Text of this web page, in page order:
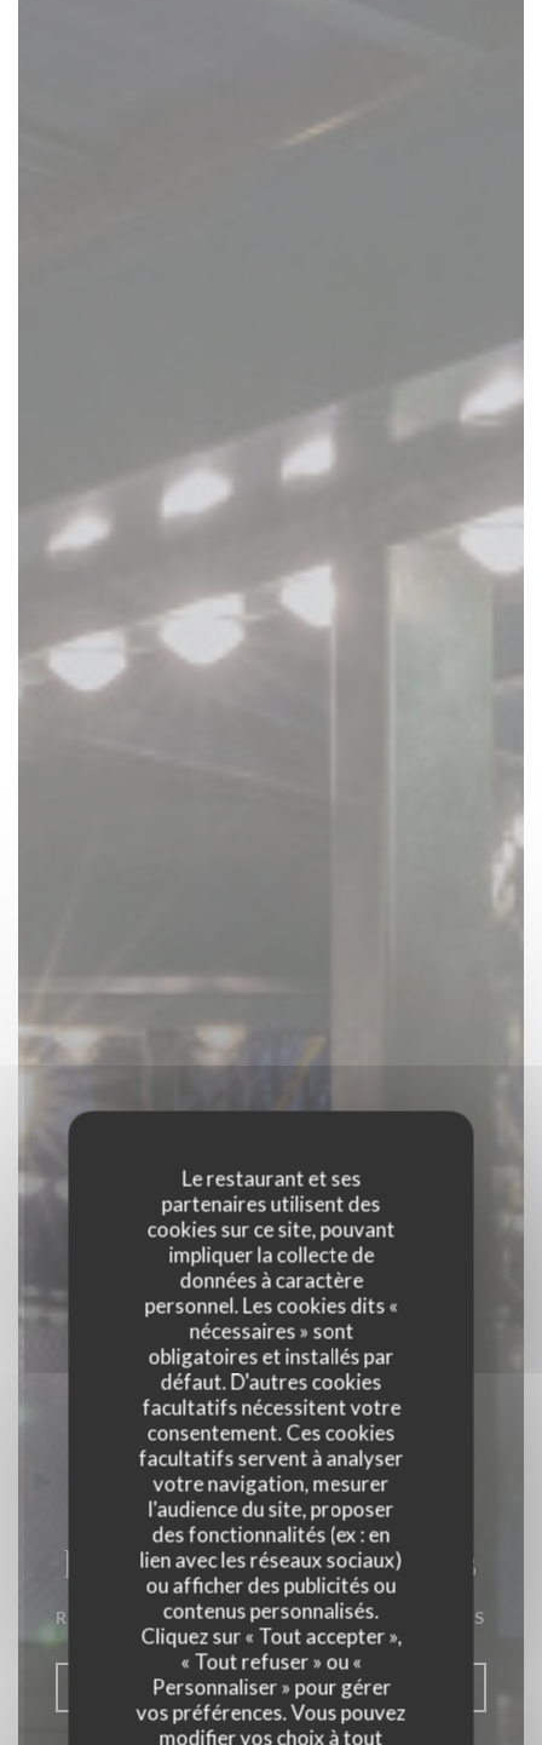
Le restaurant et ses
partenaires utilisent des
cookies sur ce site, pouvant
impliquer la collecte de
données à caractère
personnel. Les cookies dits «
nécessaires » sont
obligatoires et installés par
défaut. D'autres cookies
facultatifs nécessitent votre
consentement. Ces cookies
facultatifs servent à analyser
votre navigation, mesurer
l'audience du site, proposer
des fonctionnalités (ex : en
lien avec les réseaux sociaux)
ou afficher des publicités ou
contenus personnalisés.
Cliquez sur « Tout accepter »,
« Tout refuser » ou «
Personnaliser » pour gérer
vos préférences. Vous pouvez
modifier vos choix à tout
La Closerie des Lilas
RESTAURANT GASTRONOMIQUE PARIS
RÉSERVER